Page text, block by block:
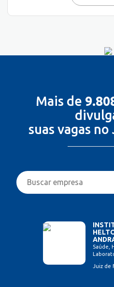
Mais de
suas vagas
Saúde,
Juiz de